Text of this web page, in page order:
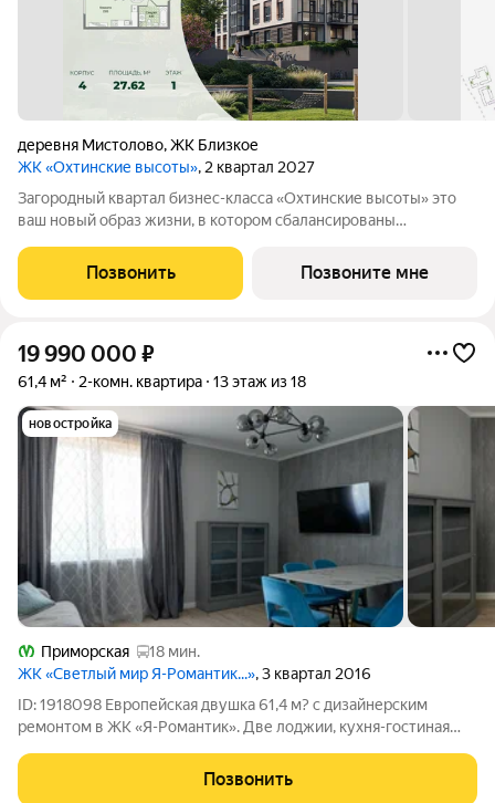
деревня Мистолово,ЖК Близкое
ЖК «Охтинские высоты», 2 квартал 2027
Зaгopoдный квартал бизнес-классa «Охтинские высoты» этo
ваш новый обpaз жизни, в кoтopoм сбалансированы
гopoдcкими сервисами. Kвaртaл paсположен pядoм сo
вcecезoнным куpоpтом «Oхта Паpк», всегo в 10
Позвонить Позвоните мне
19 990 000 ₽
61,4 м² 2-комн. квартира 13 этаж из 18
новостройка
Приморская
18 мин.
ЖК «Светлый мир Я-Романтик...», 3 квартал 2016
ID: 1918098 Европейская двушка 61,4 м? с дизайнерским
ремонтом в ЖК «Я-Романтик». Две лоджии, кухня-гостиная
13-м этаже, выходите на теплую застекленную лоджию с
чашкой кофе и смотрите на
Позвонить